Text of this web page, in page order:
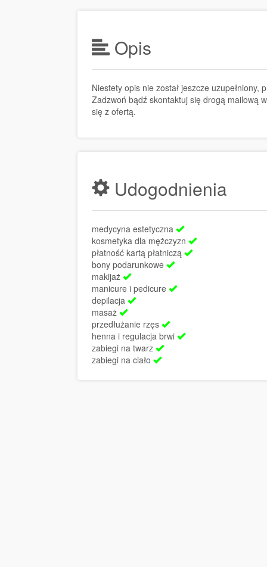
Opis
Niestety opis nie został jeszcze uzupełniony,
Zadzwoń bądź skontaktuj się drogą mailową
się z ofertą.
Udogodnienia
medycyna estetyczna
kosmetyka dla mężczyzn
płatność kartą płatniczą
bony podarunkowe
makijaż
manicure i pedicure
depilacja
masaż
przedłużanie rzęs
henna i regulacja brwi
zabiegi na twarz
zabiegi na ciało